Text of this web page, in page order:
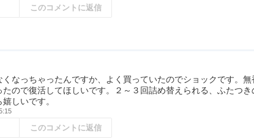
このコメントに返信
くなっちゃったんですか、よく買っていたのでショックです。無
たので復活してほしいです。２～３回詰め替えられる、ふたつき
しいです。
このコメントに返信